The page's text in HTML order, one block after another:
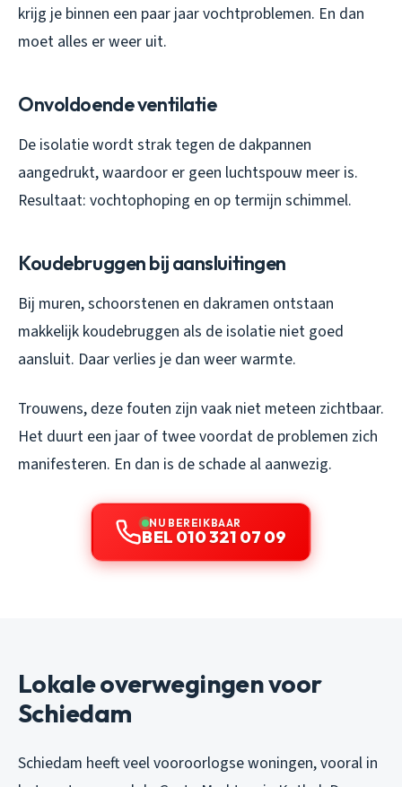
krijg je binnen een paar jaar vochtproblemen. En dan
moet alles er weer uit.
Onvoldoende ventilatie
De isolatie wordt strak tegen de dakpannen
aangedrukt, waardoor er geen luchtspouw meer is.
Resultaat: vochtophoping en op termijn schimmel.
Koudebruggen bij aansluitingen
Bij muren, schoorstenen en dakramen ontstaan
makkelijk koudebruggen als de isolatie niet goed
aansluit. Daar verlies je dan weer warmte.
Trouwens, deze fouten zijn vaak niet meteen zichtbaar.
Het duurt een jaar of twee voordat de problemen zich
manifesteren. En dan is de schade al aanwezig.
NU BEREIKBAAR
BEL 010 321 07 09
Lokale overwegingen voor
Schiedam
Schiedam heeft veel vooroorlogse woningen, vooral in